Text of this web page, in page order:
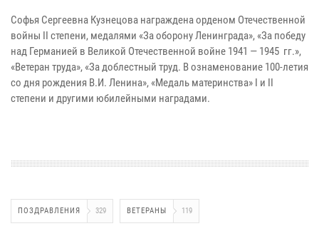
Софья Сергеевна Кузнецова награждена орденом Отечественной
войны II степени, медалями «За оборону Ленинграда», «За победу
над Германией в Великой Отечественной войне 1941 — 1945 гг.»,
«Ветеран труда», «За доблестный труд. В ознаменование 100-летия
со дня рождения В.И. Ленина», «Медаль материнства» I и II
степени и другими юбилейными наградами.
ПОЗДРАВЛЕНИЯ 329 ВЕТЕРАНЫ 119